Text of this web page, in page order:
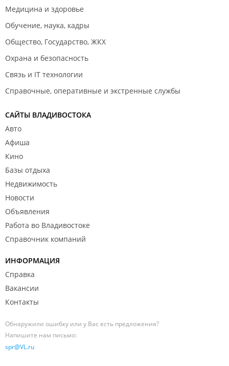
Медицина и здоровье
Обучение, наука, кадры
Общество, Государство, ЖКХ
Охрана и безопасность
Связь и IT технологии
Справочные, оперативные и экстренные службы
САЙТЫ ВЛАДИВОСТОКА
Авто
Афиша
Кино
Базы отдыха
Недвижимость
Новости
Объявления
Работа во Владивостоке
Справочник компаний
ИНФОРМАЦИЯ
Справка
Вакансии
Контакты
Обнаружили ошибку или у Вас есть предложения?
Напишите нам письмо:
spr@VL.ru